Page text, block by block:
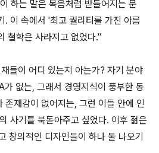
하는 말은 복음처럼 받들어지는 문
. 이 속에서 '최고 퀄리티를 가진 아름
철학은 사라지고 없었다."
들이 어디 있는지 아는가? 자기 분야
없는, 그래서 경영지식이 풍부한 동
존재감이 없어지는, 그런 이들 안에 인
사기를 북돋아주고 싶었다. 이후 젊은
창의적인 디자인들이 하나 둘 나오기